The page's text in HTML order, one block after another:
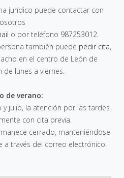
jurídico puede contactar con
o por teléfono 987253012.
también puede pedir cita,
en el centro de León de
de lunes a viernes.
de verano:
julio, la atención por las tardes
con cita previa.
cerrado, manteniéndose
a través del correo electrónico.